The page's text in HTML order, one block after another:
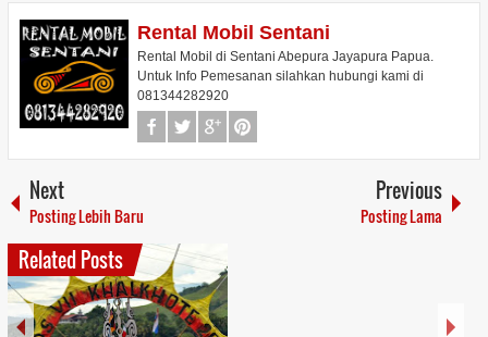
Rental Mobil Sentani
Rental Mobil di Sentani Abepura Jayapura Papua.
Untuk Info Pemesanan silahkan hubungi kami di
081344282920
Next
Posting Lebih Baru
Previous
Posting Lama
Related Posts